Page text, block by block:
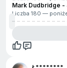
Mark Dudbridge -
Liczba 180 —